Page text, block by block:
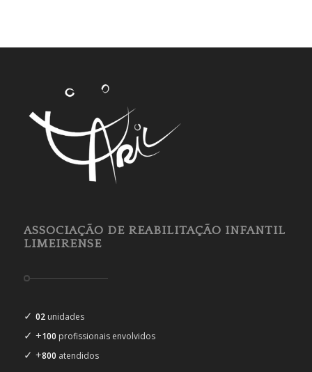
ASSOCIAÇÃO DE REABILITAÇÃO INFANTIL
LIMEIRENSE
✓ 02unidades
✓ +100 profissionais envolvidos
✓ +800 atendidos